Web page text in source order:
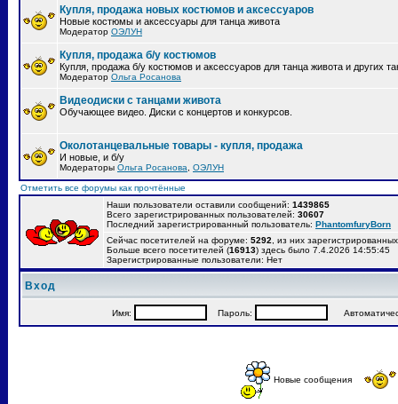
Купля, продажа новых костюмов и аксессуаров
Новые костюмы и аксессуары для танца живота
Модератор ОЭЛУН
Купля, продажа б/у костюмов
Купля, продажа б/у костюмов и аксессуаров для танца живота и других
Модератор Ольга Росанова
Видеодиски с танцами живота
Обучающее видео. Диски с концертов и конкурсов.
Околотанцевальные товары - купля, продажа
И новые, и б/у
Модераторы Ольга Росанова ОЭЛУН
Отметить все форумы как прочтённые
Наши пользователи оставили сообщений: 1439865
Всего зарегистрированных пользователей: 30607
Последний зарегистрированный пользователь: PhantomfuryBorn
Сейчас посетителей на форуме: 5292 , из них
Больше всего посетителей (16913) здесь было 7.4.2026 14:55:45
Зарегистрированные пользователи: Нет
Вход
Имя: Пароль:
Новые сообщения